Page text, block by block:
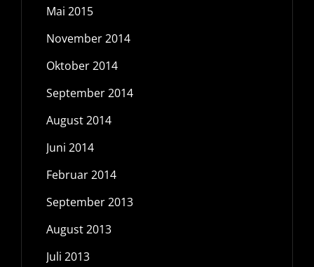
Mai 2015
November 2014
Oktober 2014
September 2014
August 2014
Juni 2014
Februar 2014
September 2013
August 2013
Juli 2013